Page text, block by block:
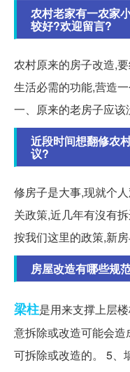
农村老家有一农家
较好?欢迎留言?
农村原来的房子改造,
生活必需的功能,营造
一、原来的老房子应
近段时间想翻修农
议?
修房子是大事,现就个
关政策,近几年有沒有
按我们这里的政策,新
房屋改造有哪些规
梁柱是用来支撑上层
意拆除或改造可能会
可拆除或改造的。 5、